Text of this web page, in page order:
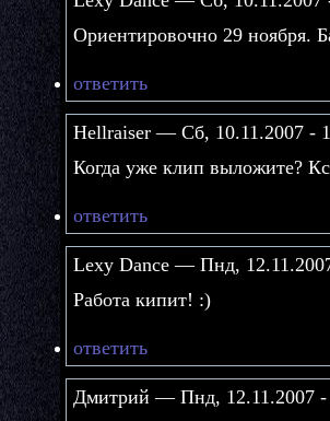
Ориентировочно 29 ноября.
ответить
Hellraiser — Сб, 10.11.2007 -
Когда уже клип выложите?
ответить
Lexy Dance — Пнд,
Работа кипит! :)
ответить
Дмитрий — Пнд, 12.11.2007 -